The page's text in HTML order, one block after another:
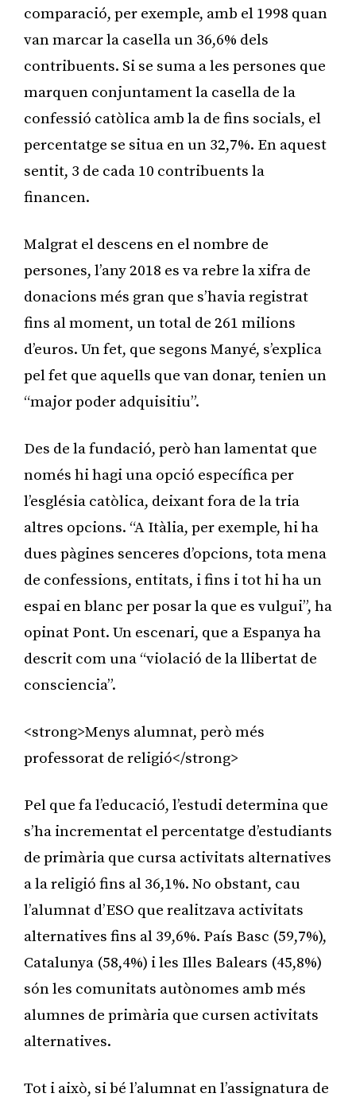
comparació, per exemple, amb el 1998 quan
van marcar la casella un 36,6% dels
contribuents. Si se suma a les persones que
marquen conjuntament la casella de la
confessió catòlica amb la de fins socials, el
percentatge se situa en un 32,7%. En aquest
sentit, 3 de cada 10 contribuents la
financen.
Malgrat el descens en el nombre de
persones, l’any 2018 es va rebre la xifra de
donacions més gran que s’havia registrat
fins al moment, un total de 261 milions
d’euros. Un fet, que segons Manyé, s’explica
pel fet que aquells que van donar, tenien un
“major poder adquisitiu”.
Des de la fundació, però han lamentat que
només hi hagi una opció específica per
l’església catòlica, deixant fora de la tria
altres opcions. “A Itàlia, per exemple, hi ha
dues pàgines senceres d’opcions, tota mena
de confessions, entitats, i fins i tot hi ha un
espai en blanc per posar la que es vulgui”, ha
opinat Pont. Un escenari, que a Espanya ha
descrit com una “violació de la llibertat de
consciencia”.
<strong>Menys alumnat, però més
professorat de religió</strong>
Pel que fa l’educació, l’estudi determina que
s’ha incrementat el percentatge d’estudiants
de primària que cursa activitats alternatives
a la religió fins al 36,1%. No obstant, cau
l’alumnat d’ESO que realitzava activitats
alternatives fins al 39,6%. País Basc (59,7%),
Catalunya (58,4%) i les Illes Balears (45,8%)
són les comunitats autònomes amb més
alumnes de primària que cursen activitats
alternatives.
Tot i això, si bé l’alumnat en l’assignatura de